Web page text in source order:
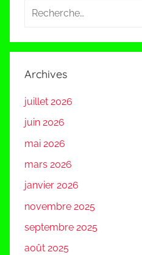
Recherche
:
Archives
juillet 2026
juin 2026
mai 2026
mars 2026
janvier 2026
novembre 2025
septembre 2025
août 2025